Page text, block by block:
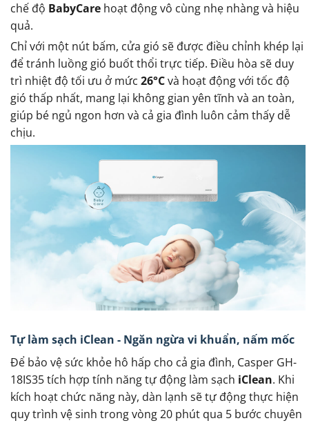
chế độ BabyCare hoạt động vô cùng nhẹ nhàng và hiệu
quả.
Chỉ với một nút bấm, cửa gió sẽ được điều chỉnh khép lại
để tránh luồng gió buốt thổi trực tiếp. Điều hòa sẽ duy
trì nhiệt độ tối ưu ở mức 26°Cvà hoạt động với tốc độ
gió thấp nhất, mang lại không gian yên tĩnh và an toàn,
giúp bé ngủ ngon hơn và cả gia đình luôn cảm thấy dễ
chịu.
Tự làm sạch iClean - Ngăn ngừa vi khuẩn, nấm mốc
Để bảo vệ sức khỏe hô hấp cho cả gia đình, Casper GH-
18IS35 tích hợp tính năng tự động làm sạch iClean. Khi
kích hoạt chức năng này, dàn lạnh sẽ tự động thực hiện
quy trình vệ sinh trong vòng 20 phút qua 5 bước chuyên